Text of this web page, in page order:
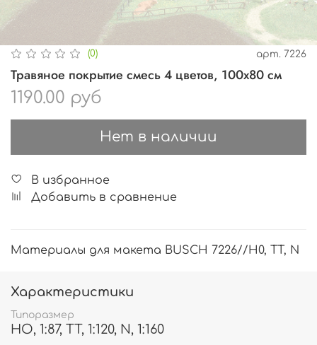
(0) арт. 7226
Травяное покрытие смесь 4 цветов, 100х80 см
1190.00 руб
Нет в наличии
В избранное
Добавить в сравнение
Материалы для макета BUSCH 7226//H0, TT, N
Характеристики
Типоразмер
HO, 1:87, TT, 1:120, N, 1:160